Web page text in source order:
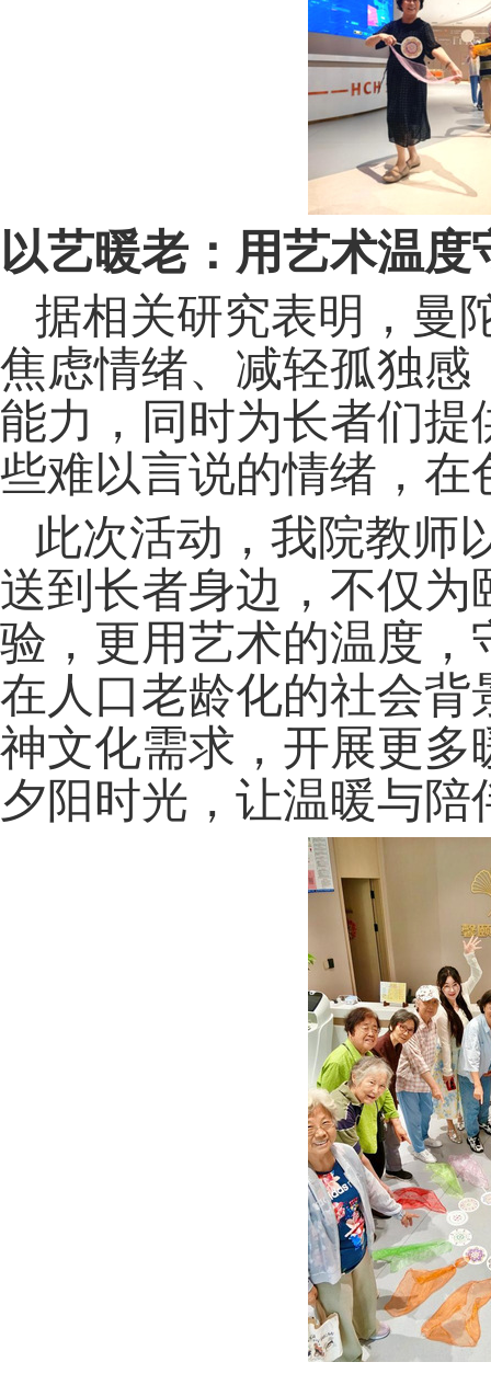
以艺暖老：用艺术温度
据相关研究表明，曼
焦虑情绪、减轻孤独
能力，同时为长者们
些难以言说的情绪，
此次活动，我院教师
送到长者身边，不仅
验，更用艺术的温度
在人口老龄化的社会
神文化需求，开展更
夕阳时光，让温暖与